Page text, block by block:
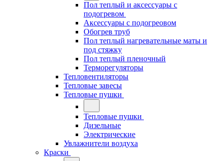
Пол теплый и аксессуары с
подогревом
Аксессуары с подогреовом
Обогрев труб
Пол теплый нагревательные маты и
под стяжку
Пол теплый пленочный
Терморегуляторы
Тепловентиляторы
Тепловые завесы
Тепловые пушки
Тепловые пушки
Дизельные
Электрические
Увлажнители воздуха
Краски